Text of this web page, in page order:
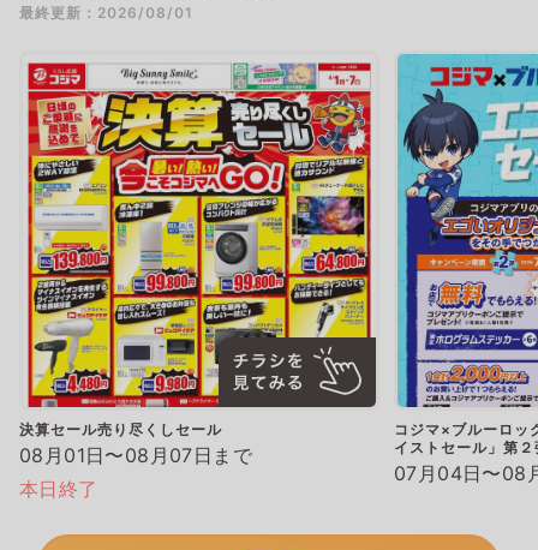
最終更新：2026/08/01
決算セール売り尽くしセール
08月01日〜08月07日まで
本日終了
コジマ×ブルーロ
イストセール」第２
07月04日〜08